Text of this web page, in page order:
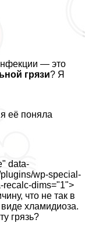
— это
грязи? Я
её поняла
data-
wp-special-
recalc-dims="1">
что не так в
xлaмидиоза.
грязь?